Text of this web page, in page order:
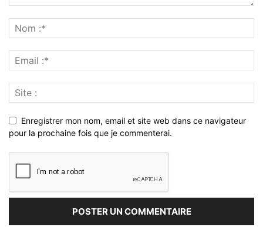
Enregistrer mon nom, email et site web dans ce navigateur
pour la prochaine fois que je commenterai.